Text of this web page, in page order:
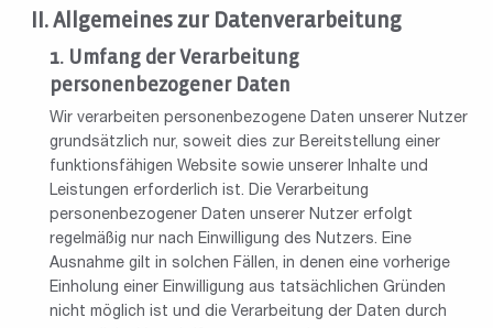
Allgemeines zur Datenverarbeitung
Umfang der Verarbeitung
personenbezogener Daten
Wir verarbeiten personenbezogene Daten unserer Nutzer
grundsätzlich nur, soweit dies zur Bereitstellung einer
funktionsfähigen Website sowie unserer Inhalte und
Leistungen erforderlich ist. Die Verarbeitung
personenbezogener Daten unserer Nutzer erfolgt
regelmäßig nur nach Einwilligung des Nutzers. Eine
Ausnahme gilt in solchen Fällen, in denen eine vorherige
Einholung einer Einwilligung aus tatsächlichen Gründen
nicht möglich ist und die Verarbeitung der Daten durch